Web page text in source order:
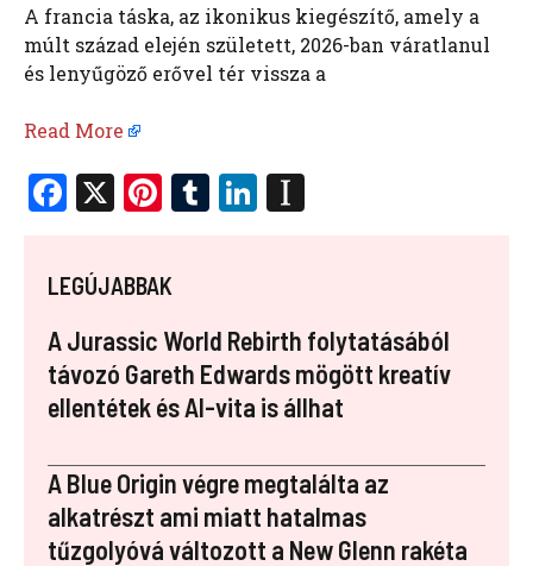
A francia táska, az ikonikus kiegészítő, amely a
múlt század elején született, 2026-ban váratlanul
és lenyűgöző erővel tér vissza a
Read More
F
ce
b
o
o
k
X Pi
er
es
t
T
r
Li
dI
n
a
p
er
LEGÚJABBAK
A Jurassic World Rebirth folytatásából
távozó Gareth Edwards mögött kreatív
ellentétek és AI-vita is állhat
A Blue Origin végre megtalálta az
alkatrészt ami miatt hatalmas
tűzgolyóvá változott a New Glenn rakéta